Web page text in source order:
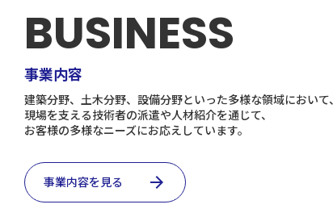
BUSINESS
事業内容
建築分野、土木分野、設備分野といった多様な領域において、
現場を支える技術者の派遣や人材紹介を通じて、
お客様の多様なニーズにお応えしています。
事業内容を見る arrow_forward